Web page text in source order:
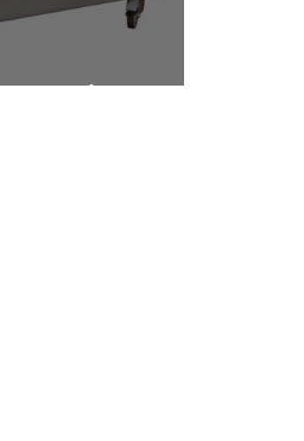
Hidráulico